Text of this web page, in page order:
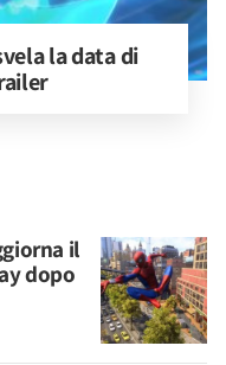
la data di
il
dopo